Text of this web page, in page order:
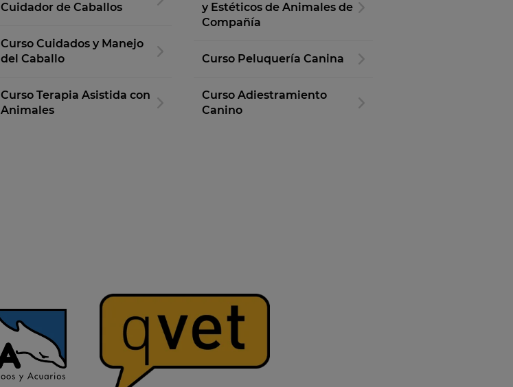
Cuidador de Caballos
Curso Cuidados y Manejo
del Caballo
Curso Terapia Asistida con
Animales
y Estéticos de Animales de
Compañía
Curso Peluquería Canina
Curso Adiestramiento
Canino